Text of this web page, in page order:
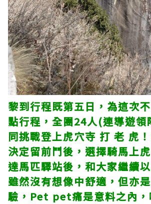
黎到行程既第五日，為這次
點行程，全團24人(連導遊領
同挑戰登上虎穴寺 打 老 虎
決定留前鬥後，選擇騎馬上
達馬匹驛站後，和大家繼續
雖然沒有想像中舒適，但亦
驗，Pet pet痛是意料之內，